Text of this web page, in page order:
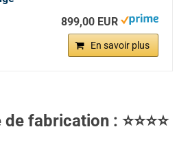
899,00 EUR
En savoir plus
fabrication : ⭐⭐⭐⭐